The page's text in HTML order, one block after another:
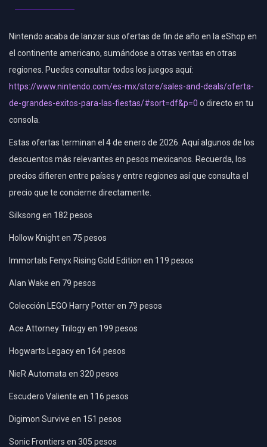
Nintendo acaba de lanzar sus ofertas de fin de año en la eShop en
el continente americano, sumándose a otras ventas en otras
regiones. Puedes consultar todos los juegos aquí:
https://www.nintendo.com/es-mx/store/sales-and-deals/oferta-
de-grandes-exitos-para-las-fiestas/#sort=df&p=0 o directo en tu
consola.
Estas ofertas terminan el 4 de enero de 2026. Aquí algunos de los
descuentos más relevantes en pesos mexicanos. Recuerda, los
precios difieren entre países y entre regiones así que consulta el
precio que te concierne directamente.
Silksong en 182 pesos
Hollow Knight en 75 pesos
Immortals Fenyx Rising Gold Edition en 119 pesos
Alan Wake en 79 pesos
Colección LEGO Harry Potter en 79 pesos
Ace Attorney Trilogy en 199 pesos
Hogwarts Legacy en 164 pesos
NieR Automata en 320 pesos
Escudero Valiente en 116 pesos
Digimon Survive en 151 pesos
Sonic Frontiers en 305 pesos